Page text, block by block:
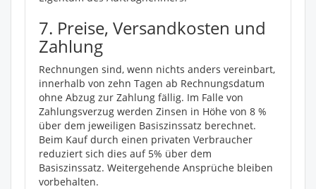
7. Preise, Versandkosten und
Zahlung
Rechnungen sind, wenn nichts anders vereinbart,
innerhalb von zehn Tagen ab Rechnungsdatum
ohne Abzug zur Zahlung fällig. Im Falle von
Zahlungsverzug werden Zinsen in Höhe von 8 %
über dem jeweiligen Basiszinssatz berechnet.
Beim Kauf durch einen privaten Verbraucher
reduziert sich dies auf 5% über dem
Basiszinssatz. Weitergehende Ansprüche bleiben
vorbehalten.